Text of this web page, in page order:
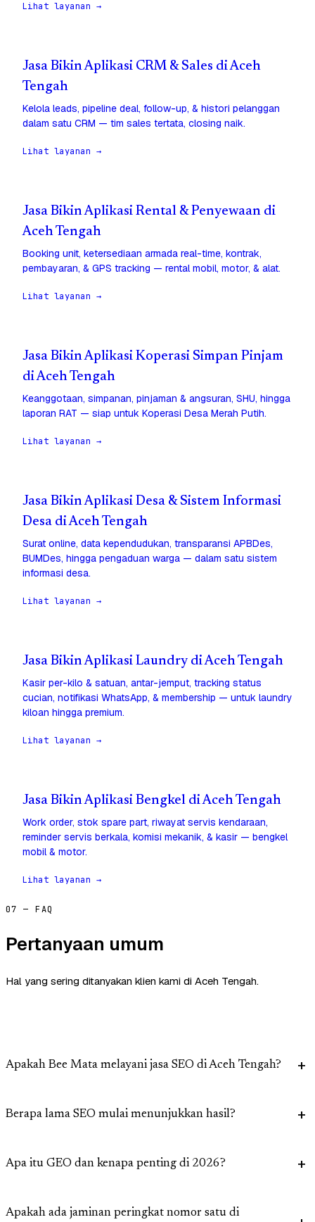
Lihat layanan →
Jasa Bikin Aplikasi CRM & Sales di Aceh
Tengah
Kelola leads, pipeline deal, follow-up, & histori pelanggan
dalam satu CRM — tim sales tertata, closing naik.
Lihat layanan →
Jasa Bikin Aplikasi Rental & Penyewaan di
Aceh Tengah
Booking unit, ketersediaan armada real-time, kontrak,
pembayaran, & GPS tracking — rental mobil, motor, & alat.
Lihat layanan →
Jasa Bikin Aplikasi Koperasi Simpan Pinjam
di Aceh Tengah
Keanggotaan, simpanan, pinjaman & angsuran, SHU, hingga
laporan RAT — siap untuk Koperasi Desa Merah Putih.
Lihat layanan →
Jasa Bikin Aplikasi Desa & Sistem Informasi
Desa di Aceh Tengah
Surat online, data kependudukan, transparansi APBDes,
BUMDes, hingga pengaduan warga — dalam satu sistem
informasi desa.
Lihat layanan →
Jasa Bikin Aplikasi Laundry di Aceh Tengah
Kasir per-kilo & satuan, antar-jemput, tracking status
cucian, notifikasi WhatsApp, & membership — untuk laundry
kiloan hingga premium.
Lihat layanan →
Jasa Bikin Aplikasi Bengkel di Aceh Tengah
Work order, stok spare part, riwayat servis kendaraan,
reminder servis berkala, komisi mekanik, & kasir — bengkel
mobil & motor.
Lihat layanan →
07 — FAQ
Pertanyaan umum
Hal yang sering ditanyakan klien kami di Aceh Tengah.
Apakah Bee Mata melayani jasa SEO di Aceh Tengah?
Berapa lama SEO mulai menunjukkan hasil?
Apa itu GEO dan kenapa penting di 2026?
Apakah ada jaminan peringkat nomor satu di